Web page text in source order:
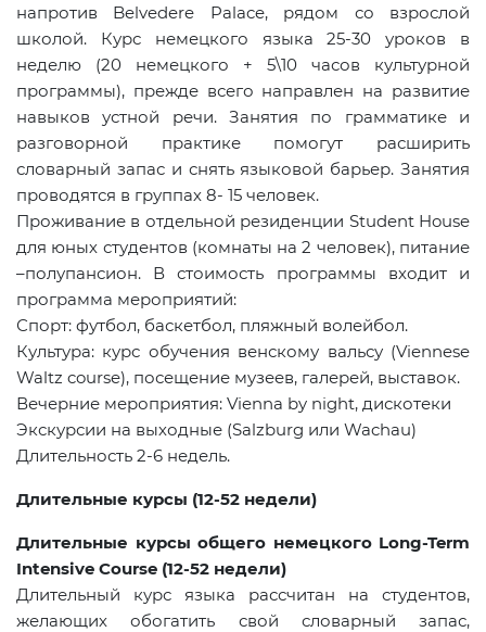
напротив Belvedere Palace, рядом со взрослой
школой. Курс немецкого языка 25-30 уроков в
неделю (20 немецкого + 5\10 часов культурной
программы), прежде всего направлен на развитие
навыков устной речи. Занятия по грамматике и
разговорной практике помогут расширить
словарный запас и снять языковой барьер. Занятия
проводятся в группах 8- 15 человек.
Проживание в отдельной резиденции Student House
для юных студентов (комнаты на 2 человек), питание
–полупансион. В стоимость программы входит и
программа мероприятий:
Спорт: футбол, баскетбол, пляжный волейбол.
Культура: курс обучения венскому вальсу (Viennese
Waltz course), посещение музеев, галерей, выставок.
Вечерние мероприятия: Vienna by night, дискотеки
Экскурсии на выходные (Salzburg или Wachau)
Длительность 2-6 недель.
Длительные курсы (12-52 недели)
Длительные курсы общего немецкого Long-Term
Intensive Course (12-52 недели)
Длительный курс языка рассчитан на студентов,
желающих обогатить свой словарный запас,